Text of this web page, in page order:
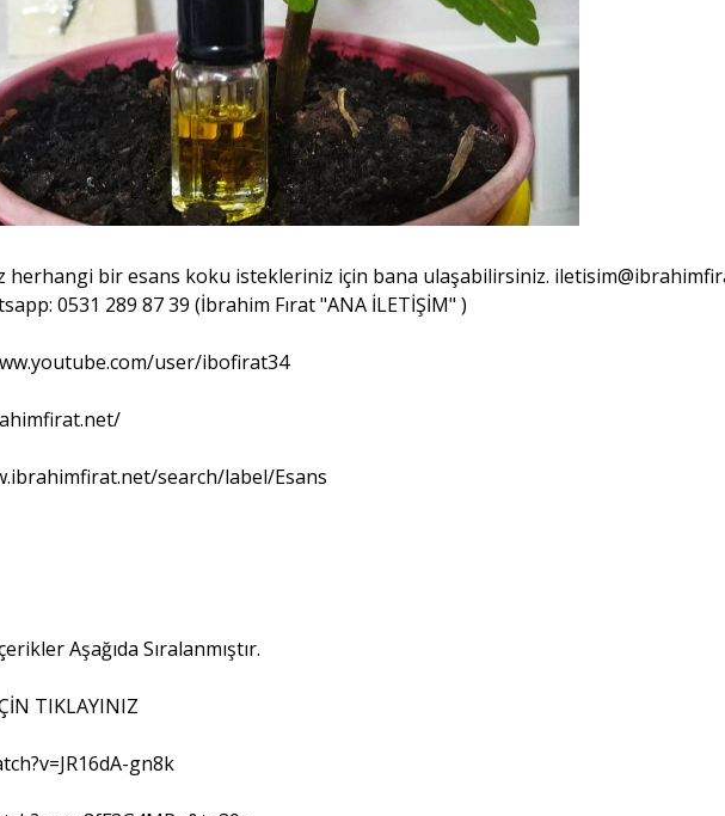
herhangi bir esans koku istekleriniz için bana ulaşabilirsiniz.
0531 289 87 39 (İbrahim Fırat "ANA İLETİŞİM" )
user/ibofirat34
search/label/Esans
Aşağıda Sıralanmıştır.
TIKLAYINIZ
gn8k